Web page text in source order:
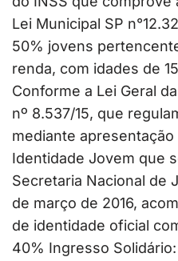
Lei Municipal SP
50% jovens
renda, com idades de
Conforme a Lei Geral
nº 8.537/15, que
mediante apresentação
Identidade Jovem que
Secretaria Nacional de
de março de 2016,
de identidade oficial
40% Ingresso